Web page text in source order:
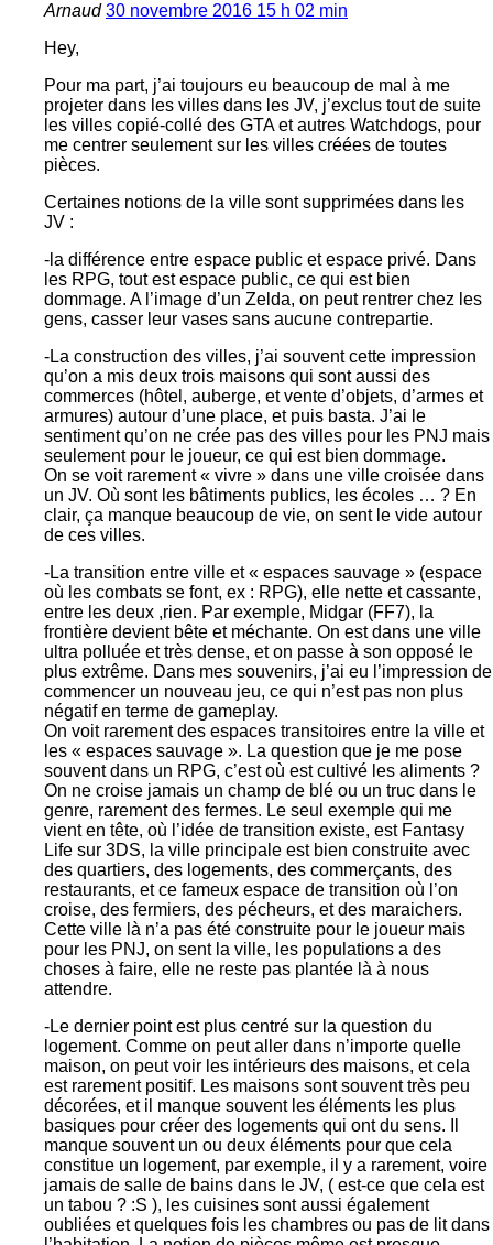
Arnaud 30 novembre 2016 15 h 02 min
Hey,
Pour ma part, j’ai toujours eu beaucoup de mal à me
projeter dans les villes dans les JV, j’exclus tout de suite
les villes copié-collé des GTA et autres Watchdogs, pour
me centrer seulement sur les villes créées de toutes
pièces.
Certaines notions de la ville sont supprimées dans les
JV :
-la différence entre espace public et espace privé. Dans
les RPG, tout est espace public, ce qui est bien
dommage. A l’image d’un Zelda, on peut rentrer chez les
gens, casser leur vases sans aucune contrepartie.
-La construction des villes, j’ai souvent cette impression
qu’on a mis deux trois maisons qui sont aussi des
commerces (hôtel, auberge, et vente d’objets, d’armes et
armures) autour d’une place, et puis basta. J’ai le
sentiment qu’on ne crée pas des villes pour les PNJ mais
seulement pour le joueur, ce qui est bien dommage.
On se voit rarement « vivre » dans une ville croisée dans
un JV. Où sont les bâtiments publics, les écoles … ? En
clair, ça manque beaucoup de vie, on sent le vide autour
de ces villes.
-La transition entre ville et « espaces sauvage » (espace
où les combats se font, ex : RPG), elle nette et cassante,
entre les deux ,rien. Par exemple, Midgar (FF7), la
frontière devient bête et méchante. On est dans une ville
ultra polluée et très dense, et on passe à son opposé le
plus extrême. Dans mes souvenirs, j’ai eu l’impression de
commencer un nouveau jeu, ce qui n’est pas non plus
négatif en terme de gameplay.
On voit rarement des espaces transitoires entre la ville et
les « espaces sauvage ». La question que je me pose
souvent dans un RPG, c’est où est cultivé les aliments ?
On ne croise jamais un champ de blé ou un truc dans le
genre, rarement des fermes. Le seul exemple qui me
vient en tête, où l’idée de transition existe, est Fantasy
Life sur 3DS, la ville principale est bien construite avec
des quartiers, des logements, des commerçants, des
restaurants, et ce fameux espace de transition où l’on
croise, des fermiers, des pécheurs, et des maraichers.
Cette ville là n’a pas été construite pour le joueur mais
pour les PNJ, on sent la ville, les populations a des
choses à faire, elle ne reste pas plantée là à nous
attendre.
-Le dernier point est plus centré sur la question du
logement. Comme on peut aller dans n’importe quelle
maison, on peut voir les intérieurs des maisons, et cela
est rarement positif. Les maisons sont souvent très peu
décorées, et il manque souvent les éléments les plus
basiques pour créer des logements qui ont du sens. Il
manque souvent un ou deux éléments pour que cela
constitue un logement, par exemple, il y a rarement, voire
jamais de salle de bains dans le JV, ( est-ce que cela est
un tabou ? :S ), les cuisines sont aussi également
oubliées et quelques fois les chambres ou pas de lit dans